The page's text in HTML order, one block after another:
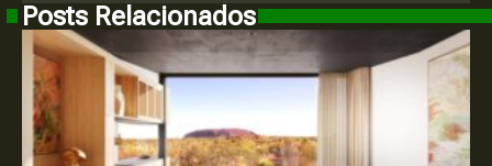
Posts Relacionados